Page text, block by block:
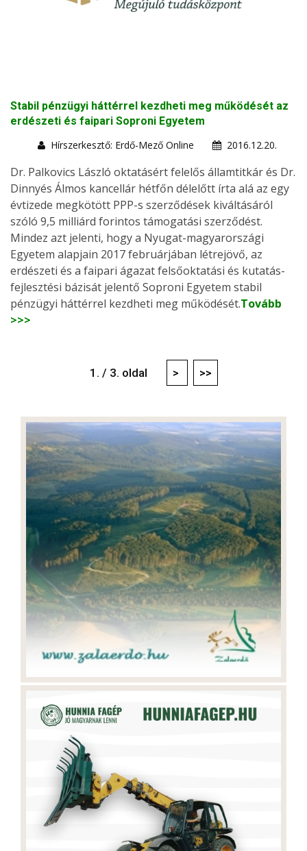
Stabil pénzügyi háttérrel kezdheti meg működését az
erdészeti és faipari Soproni Egyetem
Hírszerkesztő: Erdő-Mező Online
2016.12.20.
Dr. Palkovics László oktatásért felelős államtitkár és Dr.
Dinnyés Álmos kancellár hétfőn délelőtt írta alá az egy
évtizede megkötött PPP-s szerződések kiváltásáról
szóló 9,5 milliárd forintos támogatási szerződést.
Mindez azt jelenti, hogy a Nyugat-magyarországi
Egyetem alapjain 2017 februárjában létrejövő, az
erdészeti és a faipari ágazat felsőoktatási és kutatás-
fejlesztési bázisát jelentő Soproni Egyetem stabil
pénzügyi háttérrel kezdheti meg működését.Tovább
>>>
1. / 3. oldal > >>